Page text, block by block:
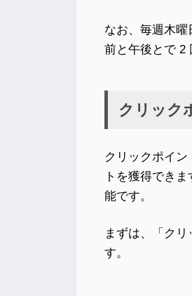
なお、毎週木
前と午後とで 2
クリック
クリックポイ
トを獲得でき
能です。
まずは、「ク
す。